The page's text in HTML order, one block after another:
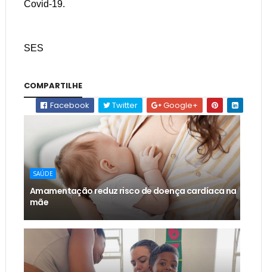
Covid-19.
SES
COMPARTILHE
Facebook
Twitter Google+
SAÚDE
Amamentação reduz risco de doença cardíaca na
mãe